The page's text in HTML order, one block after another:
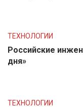
ТЕХНОЛОГИИ
Российские
дня»
ТЕХНОЛОГИИ